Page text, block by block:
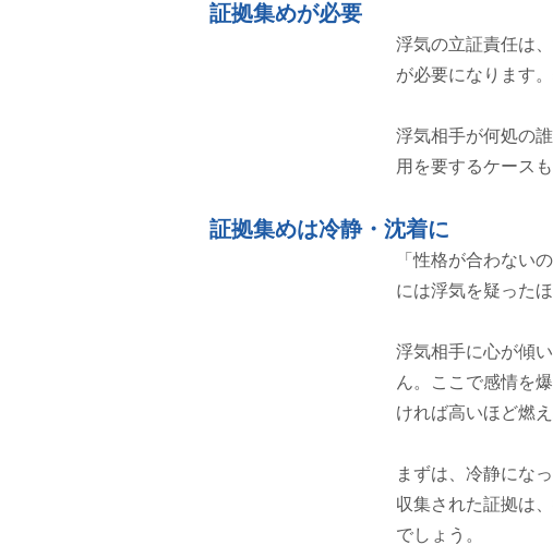
証拠集めが必要
浮気の立証責任は
が必要になります
浮気相手が何処の
用を要するケース
証拠集めは冷静・沈着に
「性格が合わない
には浮気を疑った
浮気相手に心が傾
ん。
ここで感情を
ければ高いほど燃
まずは、冷静にな
収集された証拠は
でしょう。